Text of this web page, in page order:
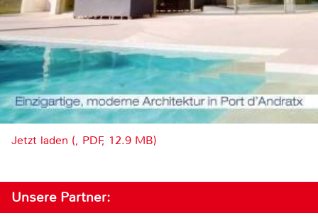
Jetzt laden (, PDF, 12.9 MB)
Unsere Partner: